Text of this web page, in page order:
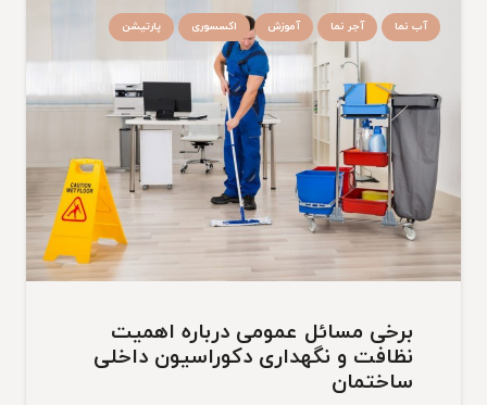
آب نما آجر نما آموزش اکسسوری پارتیشن
برخی مسائل عمومی درباره اهمیت
نظافت و نگهداری دکوراسیون داخلی
ساختمان